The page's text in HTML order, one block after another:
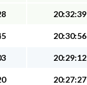
20:32:39
20:30:56
20:29:12
20:27:27